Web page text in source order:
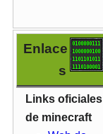
Enlace
s
Links oficiales
de minecraft